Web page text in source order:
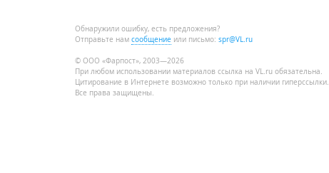
Обнаружили ошибку, есть предложения?
Отправьте нам сообщение или письмо: spr@VL.ru
© ООО «Фарпост», 2003—2026
При любом использовании материалов ссылка на VL.ru обязательна.
Цитирование в Интернете возможно только при наличии гиперссылки.
Все права защищены.